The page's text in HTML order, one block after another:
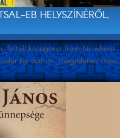
EB HELYSZÍNÉRŐL,
from hir where
by datum_megjelenes desc